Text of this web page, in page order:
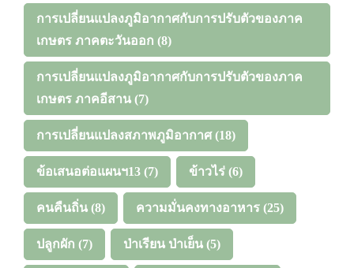
การเปลี่ยนแปลงภูมิอากาศกับการปรับตัวของภาค
เกษตร ภาคตะวันออก (8)
การเปลี่ยนแปลงภูมิอากาศกับการปรับตัวของภาค
เกษตร ภาคอีสาน (7)
การเปลี่ยนแปลงสภาพภูมิอากาศ(18)
ข้อเสนอต่อแผนฯ13 (7) ข้าวไร่ (6)
คนคืนถิ่น (8) ความมั่นคงทางอาหาร (25)
ปลูกผัก (7) ป่าเรียน ป่าเย็น (5)